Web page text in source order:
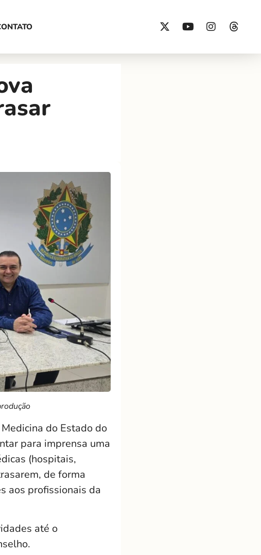
do Estado do
para imprensa uma
(hospitais,
de forma
aos profissionais da
até o